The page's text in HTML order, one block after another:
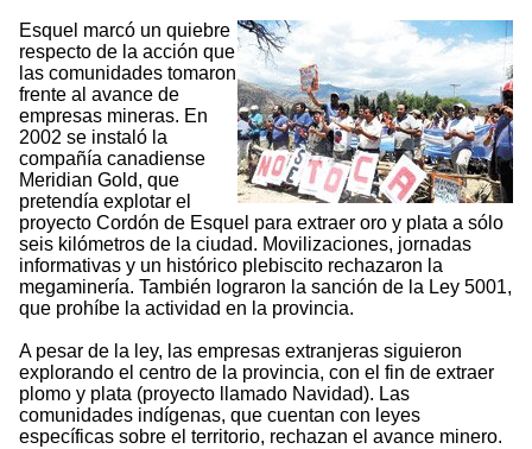
Esquel marcó un quiebre
respecto de la acción que
las comunidades tomaron
frente al avance de
empresas mineras. En
2002 se instaló la
compañía canadiense
Meridian Gold, que
pretendía explotar el
proyecto Cordón de Esquel para extraer oro y plata a sólo
seis kilómetros de la ciudad. Movilizaciones, jornadas
informativas y un histórico plebiscito rechazaron la
megaminería. También lograron la sanción de la Ley 5001,
que prohíbe la actividad en la provincia.
A pesar de la ley, las empresas extranjeras siguieron
explorando el centro de la provincia, con el fin de extraer
plomo y plata (proyecto llamado Navidad). Las
comunidades indígenas, que cuentan con leyes
específicas sobre el territorio, rechazan el avance minero.